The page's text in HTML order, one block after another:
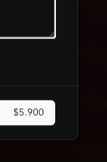
$5.900